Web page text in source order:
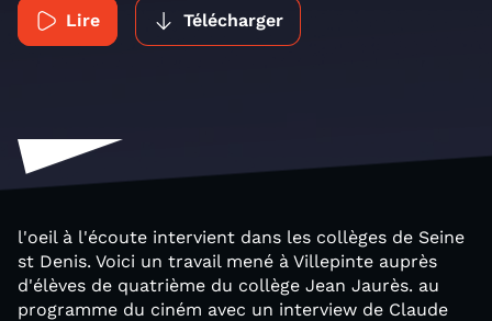
Lire Télécharger
l'oeil à l'écoute intervient dans les collèges de Seine
st Denis. Voici un travail mené à Villepinte auprès
d'élèves de quatrième du collège Jean Jaurès. au
programme du ciném avec un interview de Claude